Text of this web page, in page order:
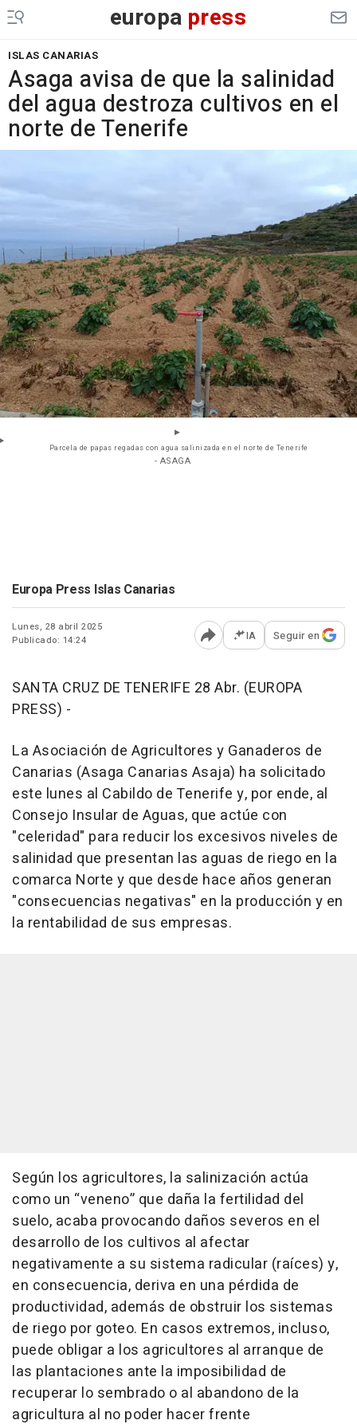
europa press
ISLAS CANARIAS
Asaga avisa de que la salinidad
del agua destroza cultivos en el
norte de Tenerife
Parcela de papas regadas con agua salinizada en el norte de Tenerife
- ASAGA
Europa Press Islas Canarias
Lunes, 28 abril 2025
Publicado: 14:24
Abrir opciones para
IA Seguir en
SANTA CRUZ DE TENERIFE 28 Abr. (EUROPA
PRESS) -
La Asociación de Agricultores y Ganaderos de
Canarias (Asaga Canarias Asaja) ha solicitado
este lunes al Cabildo de Tenerife y, por ende, al
Consejo Insular de Aguas, que actúe con
"celeridad" para reducir los excesivos niveles de
salinidad que presentan las aguas de riego en la
comarca Norte y que desde hace años generan
"consecuencias negativas" en la producción y en
la rentabilidad de sus empresas.
Según los agricultores, la salinización actúa
como un “veneno” que daña la fertilidad del
suelo, acaba provocando daños severos en el
desarrollo de los cultivos al afectar
negativamente a su sistema radicular (raíces) y,
en consecuencia, deriva en una pérdida de
productividad, además de obstruir los sistemas
de riego por goteo. En casos extremos, incluso,
puede obligar a los agricultores al arranque de
las plantaciones ante la imposibilidad de
recuperar lo sembrado o al abandono de la
agricultura al no poder hacer frente